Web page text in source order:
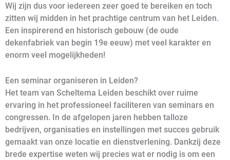
Wij zijn dus voor iedereen zeer goed te bereiken en toch
zitten wij midden in het prachtige centrum van het Leiden.
Een inspirerend en historisch gebouw (de oude
dekenfabriek van begin 19e eeuw) met veel karakter en
enorm veel mogelijkheden!
Een seminar organiseren in Leiden?
Het team van Scheltema Leiden beschikt over ruime
ervaring in het professioneel faciliteren van seminars en
congressen. In de afgelopen jaren hebben talloze
bedrijven, organisaties en instellingen met succes gebruik
gemaakt van onze locatie en dienstverlening. Dankzij deze
brede expertise weten wij precies wat er nodig is om een